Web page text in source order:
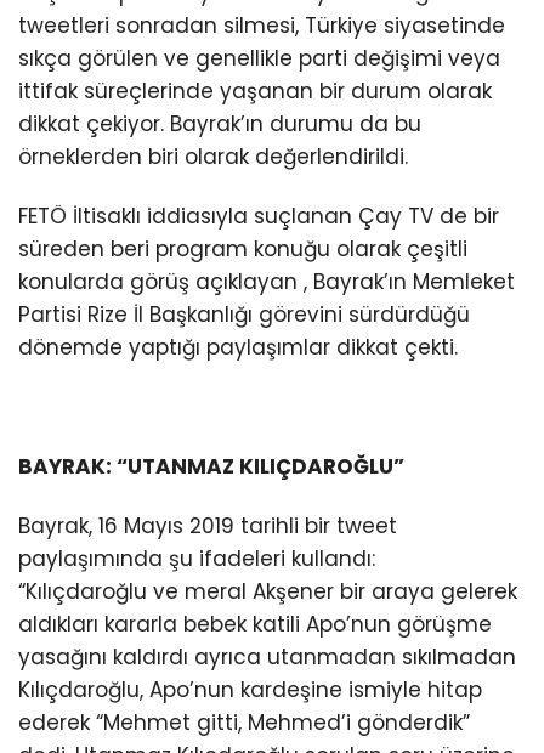
tweetleri sonradan silmesi, Türkiye siyasetinde
sıkça görülen ve genellikle parti değişimi veya
ittifak süreçlerinde yaşanan bir durum olarak
dikkat çekiyor. Bayrak’ın durumu da bu
örneklerden biri olarak değerlendirildi.
FETÖ İltisaklı iddiasıyla suçlanan Çay TV de bir
süreden beri program konuğu olarak çeşitli
konularda görüş açıklayan , Bayrak’ın Memleket
Partisi Rize İl Başkanlığı görevini sürdürdüğü
dönemde yaptığı paylaşımlar dikkat çekti.
BAYRAK: “UTANMAZ KILIÇDAROĞLU”
Bayrak, 16 Mayıs 2019 tarihli bir tweet
paylaşımında şu ifadeleri kullandı:
“Kılıçdaroğlu ve meral Akşener bir araya gelerek
aldıkları kararla bebek katili Apo’nun görüşme
yasağını kaldırdı ayrıca utanmadan sıkılmadan
Kılıçdaroğlu, Apo’nun kardeşine ismiyle hitap
ederek “Mehmet gitti, Mehmed’i gönderdik”